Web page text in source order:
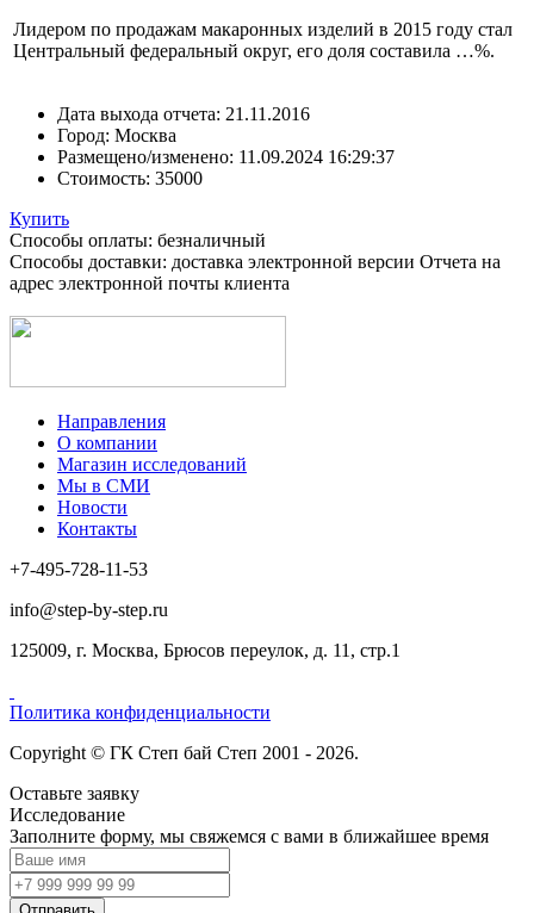
Лидером по продажам макаронных изделий в 2015 году стал
Центральный федеральный округ, его доля составила …%.
Дата выхода отчета: 21.11.2016
Город: Москва
Размещено/изменено: 11.09.2024 16:29:37
Стоимость: 35000
Купить
Способы оплаты: безналичный
Способы доставки: доставка электронной версии Отчета на
адрес электронной почты клиента
Направления
О компании
Магазин исследований
Мы в СМИ
Новости
Контакты
+7-495-728-11-53
info@step-by-step.ru
125009, г. Москва, Брюсов переулок, д. 11, стр.1
Политика конфиденциальности
Copyright © ГК Степ бай Степ 2001 - 2026.
Оставьте заявку
Исследование
Заполните форму, мы свяжемся с вами в ближайшее время